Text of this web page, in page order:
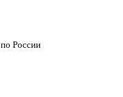
России